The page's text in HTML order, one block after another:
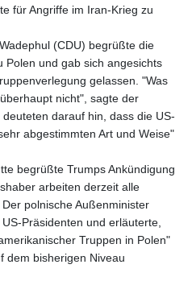
für Angriffe im Iran-Krieg zu
(CDU) begrüßte die
Polen und gab sich angesichts
gelassen. "Was
nicht", sagte der
darauf hin, dass die US-
abgestimmten Art und Weise"
begrüßte Trumps Ankündigung
arbeiten derzeit alle
polnische Außenminister
Präsidenten und erläuterte,
Truppen in Polen"
dem bisherigen Niveau